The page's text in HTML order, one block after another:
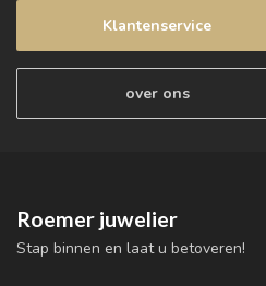
Klantenservice
over ons
Roemer juwelier
Stap binnen en laat u betoveren!